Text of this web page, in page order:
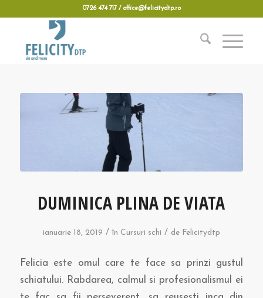
0726 474 717 / office@felicitydtp.ro
DUMINICA PLINA DE VIATA
ianuarie 18, 2019 / în Cursuri schi / de Felicitydtp
Felicia este omul care te face sa prinzi gustul
schiatului. Rabdarea, calmul si profesionalismul ei